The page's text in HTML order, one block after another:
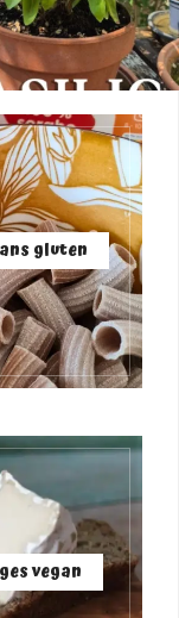
gluten
vegan